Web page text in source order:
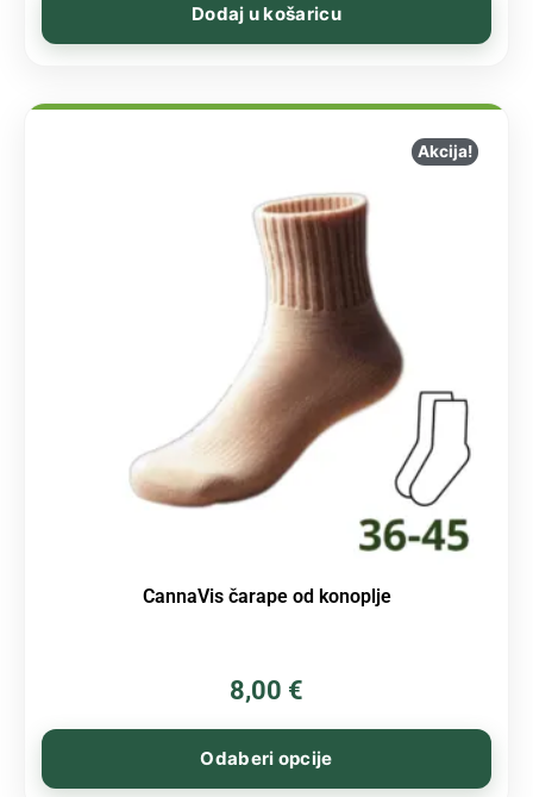
Dodaj u košaricu
Akcija!
CannaVis čarape od konoplje
8,00 €
Odaberi opcije